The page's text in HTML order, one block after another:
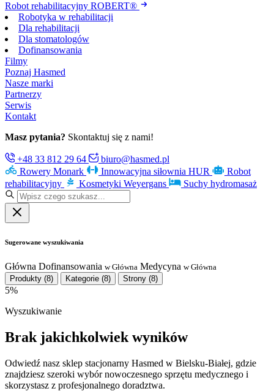
Robot rehabilitacyjny ROBERT®
Robotyka w rehabilitacji
Dla rehabilitacji
Dla stomatologów
Dofinansowania
Filmy
Poznaj Hasmed
Nasze marki
Partnerzy
Serwis
Kontakt
Masz pytania? Skontaktuj się z nami!
+48 33 812 29 64
biuro@hasmed.pl
Rowery Monark
Innowacyjna siłownia HUR
Robot
rehabilitacyjny
Kosmetyki Weyergans Suchy hydromasaż
Sugerowane wyszukiwania
Główna Dofinansowania w Główna Medycyna w Główna
Produkty (8) Kategorie (8) Strony (8)
5%
Wyszukiwanie
Brak jakichkolwiek wyników
Odwiedź nasz sklep stacjonarny Hasmed w Bielsku-Białej, gdzie
znajdziesz szeroki wybór nowoczesnego sprzętu medycznego i
skorzystasz z profesjonalnego doradztwa.